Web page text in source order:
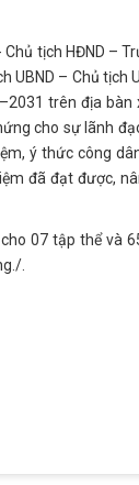
tịch HĐND –
– Chủ tịch
trên địa
cho sự lãnh
ý thức công
đã đạt được,
07 tập thể và
.